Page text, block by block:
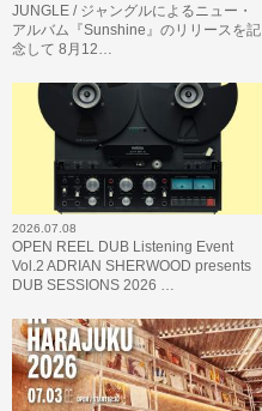
JUNGLE / ジャングルによるニュー・
アルバム『Sunshine』のリリースを記
念して 8月12…
2026.07.08
OPEN REEL DUB Listening Event
Vol.2 ADRIAN SHERWOOD presents
DUB SESSIONS 2026 …